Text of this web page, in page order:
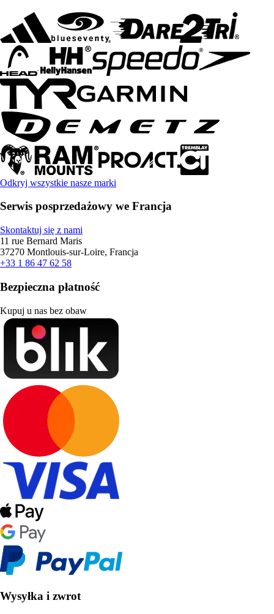
Odkryj wszystkie nasze marki
Serwis posprzedażowy we Francja
Skontaktuj się z nami
11 rue Bernard Maris
37270 Montlouis-sur-Loire, Francja
+33 1 86 47 62 58
Bezpieczna płatność
Kupuj u nas bez obaw
Wysyłka i zwrot